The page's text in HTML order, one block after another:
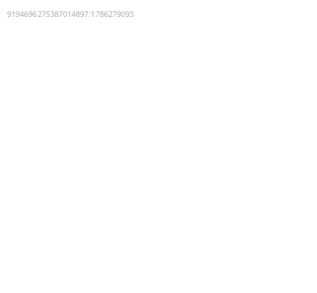
9194696275387014897:1786279093